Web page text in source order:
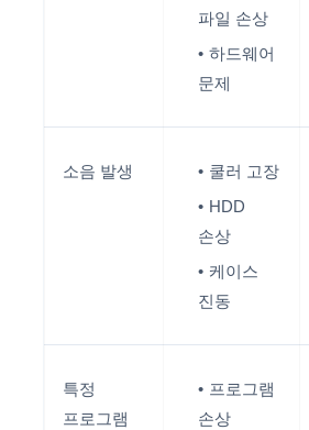
파일 손상
하드웨어
문제
소음 발생
쿨러 고장
HDD
손상
케이스
진동
특정
프로그램
프로그램
손상